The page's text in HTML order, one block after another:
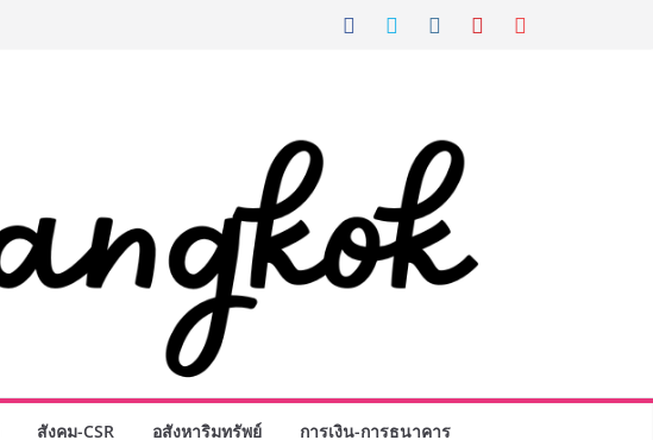
สังคม-CSR อสังหาริมทรัพย์ การเงิน-การธนาคาร